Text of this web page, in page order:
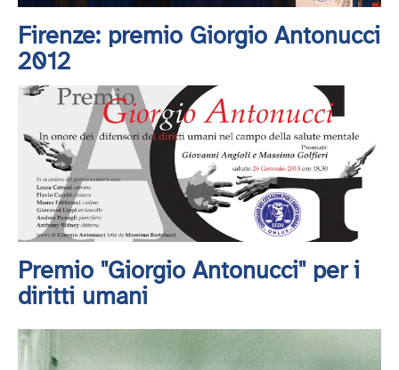
Firenze: premio Giorgio Antonucci
2012
Premio "Giorgio Antonucci" per i
diritti umani